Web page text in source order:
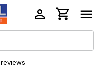
reviews